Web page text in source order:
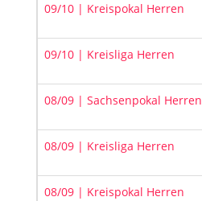
09/10 | Kreispokal Herren
09/10 | Kreisliga Herren
08/09 | Sachsenpokal Herren
08/09 | Kreisliga Herren
08/09 | Kreispokal Herren